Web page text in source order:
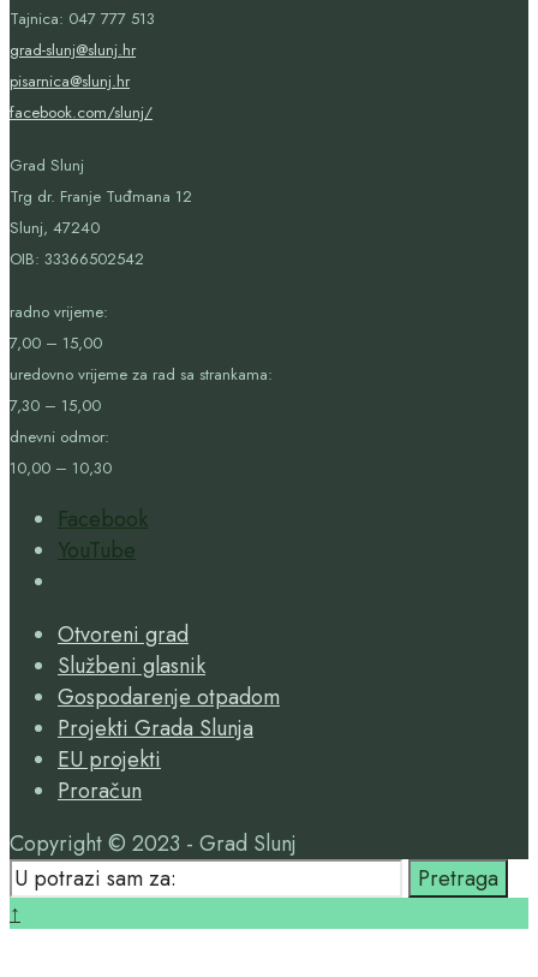
Tajnica: 047 777 513
grad-slunj@slunj.hr
pisarnica@slunj.hr
facebook.com/slunj/
Grad Slunj
Trg dr. Franje Tuđmana 12
Slunj, 47240
OIB: 33366502542
radno vrijeme:
7,00 – 15,00
uredovno vrijeme za rad sa strankama:
7,30 – 15,00
dnevni odmor:
10,00 – 10,30
Facebook
YouTube
Window
Otvoreni grad
Službeni glasnik
Gospodarenje otpadom
Projekti Grada Slunja
EU projekti
Proračun
Copyright © 2023 - Grad Slunj
Search
for:
Pretraga
Close
↑